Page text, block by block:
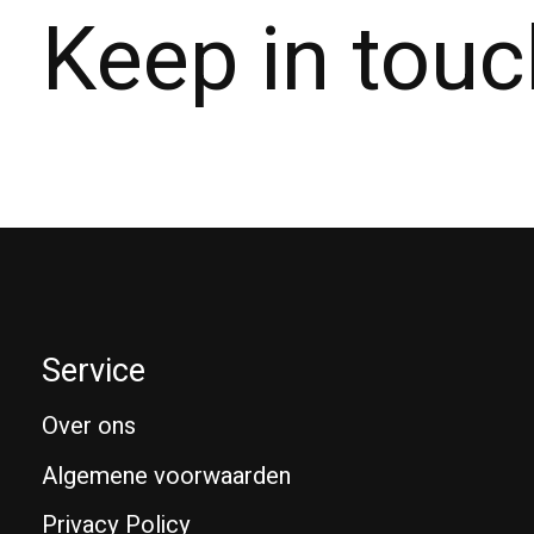
Keep in
Service
Over ons
Algemene voorwaarden
Privacy Policy